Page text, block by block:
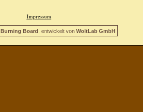
Impressum
Burning Board , entwickelt von WoltLab GmbH